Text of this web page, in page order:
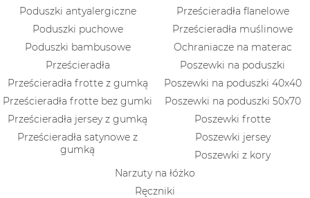
Poduszki antyalergiczne
Poduszki puchowe
Poduszki bambusowe
Prześcieradła
Prześcieradła frotte z gumką
Prześcieradła frotte bez gumki
Prześcieradła jersey z gumką
Prześcieradła satynowe z
gumką
Prześcieradła flanelowe
Prześcieradła muślinowe
Ochraniacze na materac
Poszewki na poduszki
Poszewki na poduszki 40x40
Poszewki na poduszki 50x70
Poszewki frotte
Poszewki jersey
Poszewki z kory
Narzuty na łóżko
Ręczniki